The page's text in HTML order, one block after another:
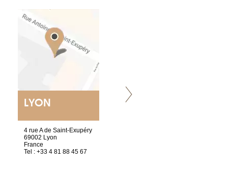
LYON
4 rue A de Saint-Exupéry
69002 Lyon
France
Tel : +33 4 81 88 45 67